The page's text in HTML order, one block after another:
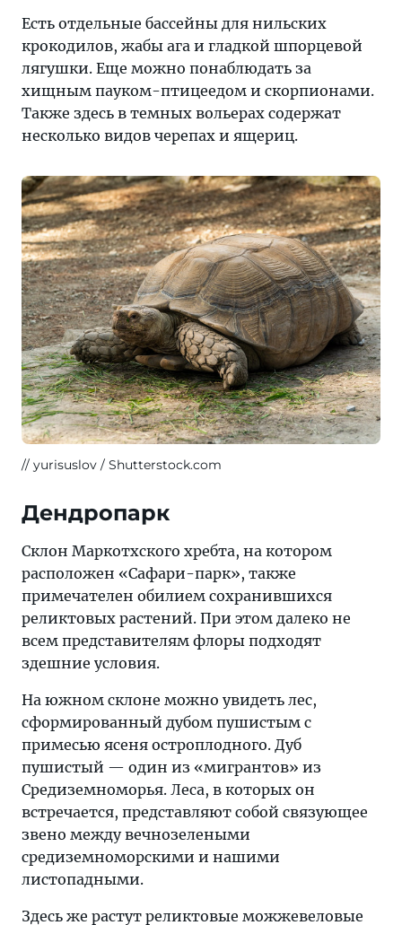
Есть отдельные бассейны для нильских
крокодилов, жабы ага и гладкой шпорцевой
лягушки. Еще можно понаблюдать за
хищным пауком-птицеедом и скорпионами.
Также здесь в темных вольерах содержат
несколько видов черепах и ящериц.
yurisuslov / Shutterstock.com
Дендропарк
Склон Маркотхского хребта, на котором
расположен «Сафари-парк», также
примечателен обилием сохранившихся
реликтовых растений. При этом далеко не
всем представителям флоры подходят
здешние условия.
На южном склоне можно увидеть лес,
сформированный дубом пушистым с
примесью ясеня остроплодного. Дуб
пушистый — один из «мигрантов» из
Средиземноморья. Леса, в которых он
встречается, представляют собой связующее
звено между вечнозелеными
средиземноморскими и нашими
листопадными.
Здесь же растут реликтовые можжевеловые